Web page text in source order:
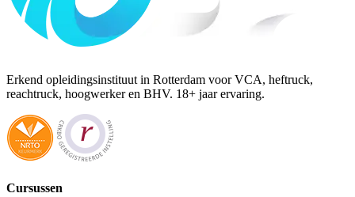
Erkend opleidingsinstituut in Rotterdam voor VCA, heftruck,
reachtruck, hoogwerker en BHV. 18+ jaar ervaring.
Cursussen